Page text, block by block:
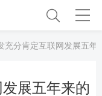
充分肯定互联网发展五
展五年来的